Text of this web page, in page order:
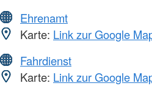
Ehrenamt
Karte: Link zur Google
Fahrdienst
Karte: Link zur Google